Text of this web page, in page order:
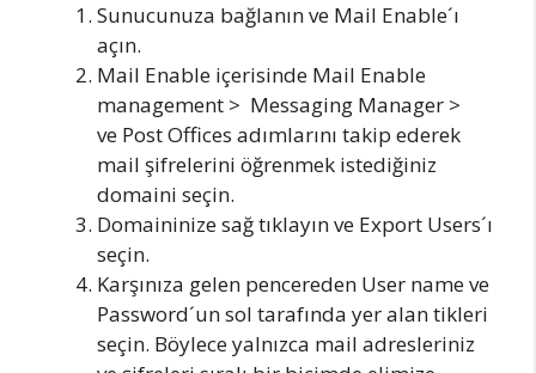
Sunucunuza bağlanın ve Mail Enable´ı
açın.
Mail Enable içerisinde Mail Enable
management > Messaging Manager >
ve Post Offices adımlarını takip ederek
mail şifrelerini öğrenmek istediğiniz
domaini seçin.
Domaininize sağ tıklayın ve Export Users´ı
seçin.
Karşınıza gelen pencereden User name ve
Password´un sol tarafında yer alan tikleri
seçin. Böylece yalnızca mail adresleriniz